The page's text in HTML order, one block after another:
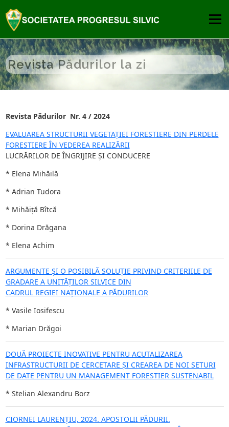
conținut
Meniu
DESPRE PUBLICATII COMISIA DE ATESTARE
Revista Pădurilor la zi
Revista Pădurilor Nr. 4 / 2024
EVALUAREA STRUCTURII VEGETAȚIEI FORESTIERE DIN PERDELE
FORESTIERE ÎN VEDEREA REALIZĂRII
LUCRĂRILOR DE ÎNGRIJIRE ȘI CONDUCERE
* Elena Mihăilă
* Adrian Tudora
* Mihăiță Bîtcă
* Dorina Drăgana
* Elena Achim
ARGUMENTE ȘI O POSIBILĂ SOLUȚIE PRIVIND CRITERIILE DE
GRADARE A UNITĂȚILOR SILVICE DIN
CADRUL REGIEI NAȚIONALE A PĂDURILOR
* Vasile Iosifescu
* Marian Drăgoi
DOUĂ PROIECTE INOVATIVE PENTRU ACUTALIZAREA
INFRASTRUCTURII DE CERCETARE ŞI CREAREA DE NOI SETURI
DE DATE PENTRU UN MANAGEMENT FORESTIER SUSTENABIL
* Stelian Alexandru Borz
CIORNEI LAURENȚIU, 2024. APOSTOLII PĂDURII.